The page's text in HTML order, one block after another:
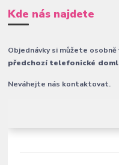
Kde nás najdete
Objednávky si můžete
předchozí telefonické
Neváhejte nás kontaktovat.